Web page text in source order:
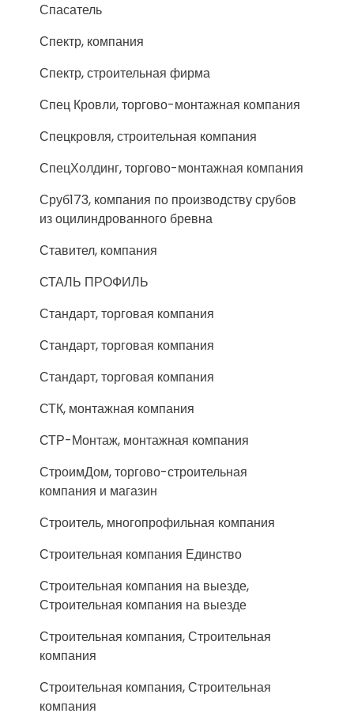
Спасатель
Спектр, компания
Спектр, строительная фирма
Спец Кровли, торгово-монтажная компания
Спецкровля, строительная компания
СпецХолдинг, торгово-монтажная компания
Сруб173, компания по производству срубов
из оцилиндрованного бревна
Ставител, компания
СТАЛЬ ПРОФИЛЬ
Стандарт, торговая компания
Стандарт, торговая компания
Стандарт, торговая компания
СТК, монтажная компания
СТР-Монтаж, монтажная компания
СтроимДом, торгово-строительная
компания и магазин
Строитель, многопрофильная компания
Строительная компания Единство
Строительная компания на выезде,
Строительная компания на выезде
Строительная компания, Строительная
компания
Строительная компания, Строительная
компания